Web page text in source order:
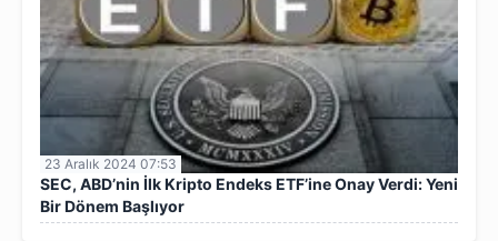
23 Aralık 2024 07:53
SEC, ABD’nin İlk Kripto Endeks ETF’ine Onay Verdi: Yeni
Bir Dönem Başlıyor